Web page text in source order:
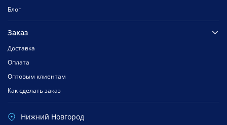
Блог
Заказ
Доставка
Оплата
Оптовым клиентам
Как сделать заказ
Нижний Новгород